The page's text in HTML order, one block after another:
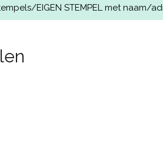
EIGEN STEMPEL met naam/